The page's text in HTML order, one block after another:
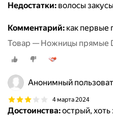
Недостатки: волосы
Комментарий: как первые
Товар — Ножницы прямые
Анонимный
4 марта 2024
Достоинства:острый, хоть